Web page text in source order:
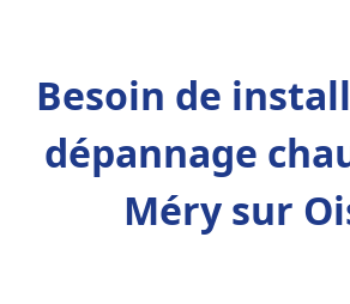
Besoin de
dépannage
Méry sur